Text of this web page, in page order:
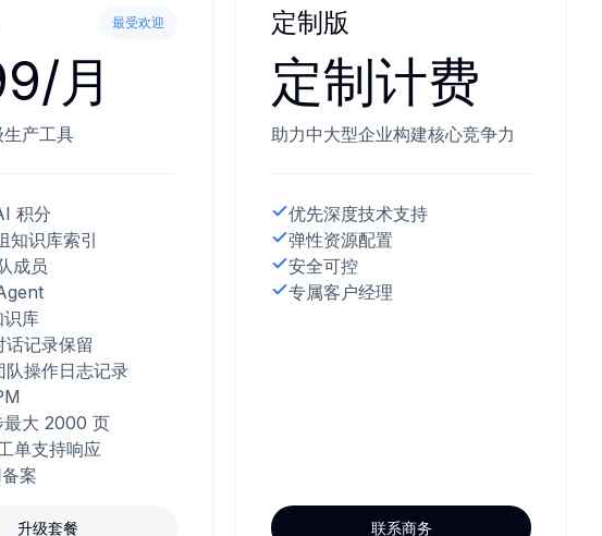
最受欢迎
月
产工具
积分
知识库索引
成员
库
记录保留
队操作日志记录
最大 2000 页
单支持响应
案
升级套餐
定制版
定制计费
助力中大型企业构建核心竞争力
优先深度技术支持
弹性资源配置
安全可控
专属客户经理
联系商务